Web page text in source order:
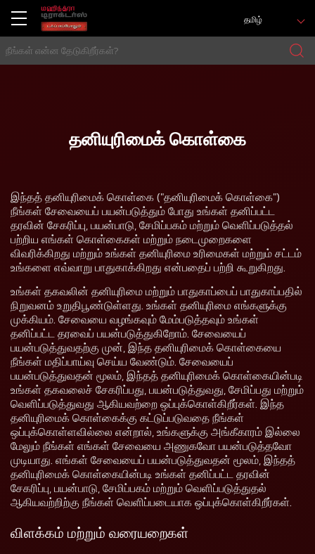
தமிழ்
தனியுரிமைக் கொள்கை
இந்தத் தனியுரிமைக் கொள்கை ("தனியுரிமைக் கொள்கை")
நீங்கள் சேவையைப் பயன்படுத்தும் போது உங்கள் தனிப்பட்ட
தரவின் சேகரிப்பு, பயன்பாடு, சேமிப்பகம் மற்றும் வெளிப்படுத்தல்
பற்றிய எங்கள் கொள்கைகள் மற்றும் நடைமுறைகளை
விவரிக்கிறது மற்றும் உங்கள் தனியுரிமை உரிமைகள் மற்றும் சட்டம்
உங்களை எவ்வாறு பாதுகாக்கிறது என்பதைப் பற்றி கூறுகிறது.
உங்கள் தகவலின் தனியுரிமை மற்றும் பாதுகாப்பைப் பாதுகாப்பதில்
நிறுவனம் உறுதிபூண்டுள்ளது. உங்கள் தனியுரிமை எங்களுக்கு
முக்கியம். சேவையை வழங்கவும் மேம்படுத்தவும் உங்கள்
தனிப்பட்ட தரவைப் பயன்படுத்துகிறோம். சேவையைப்
பயன்படுத்துவதற்கு முன், இந்த தனியுரிமைக் கொள்கையை
நீங்கள் மதிப்பாய்வு செய்ய வேண்டும். சேவையைப்
பயன்படுத்துவதன் மூலம், இந்தத் தனியுரிமைக் கொள்கையின்படி
உங்கள் தகவலைச் சேகரிப்பது, பயன்படுத்துவது, சேமிப்பது மற்றும்
வெளிப்படுத்துவது ஆகியவற்றை ஒப்புக்கொள்கிறீர்கள். இந்த
தனியுரிமைக் கொள்கைக்கு கட்டுப்படுவதை நீங்கள்
ஒப்புக்கொள்ளவில்லை என்றால், உங்களுக்கு அங்கீகாரம் இல்லை
மேலும் நீங்கள் எங்கள் சேவையை அணுகவோ பயன்படுத்தவோ
முடியாது. எங்கள் சேவையைப் பயன்படுத்துவதன் மூலம், இந்தத்
தனியுரிமைக் கொள்கையின்படி உங்கள் தனிப்பட்ட தரவின்
சேகரிப்பு, பயன்பாடு, சேமிப்பகம் மற்றும் வெளிப்படுத்துதல்
ஆகியவற்றிற்கு நீங்கள் வெளிப்படையாக ஒப்புக்கொள்கிறீர்கள்.
விளக்கம் மற்றும் வரையறைகள்